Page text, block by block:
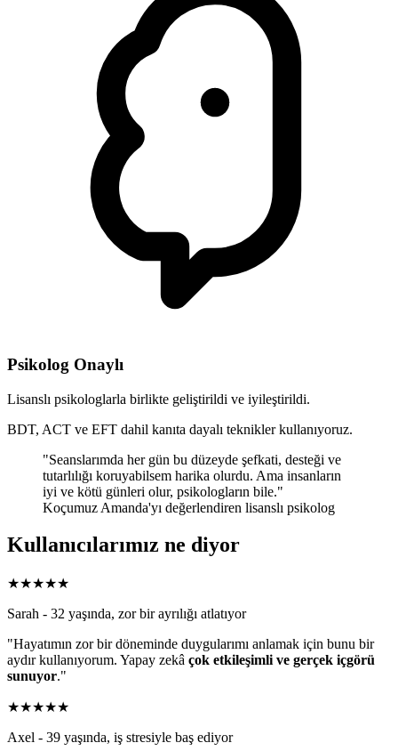
Psikolog Onaylı
Lisanslı psikologlarla birlikte geliştirildi ve iyileştirildi.
BDT, ACT ve EFT dahil kanıta dayalı teknikler kullanıyoruz.
"Seanslarımda her gün bu düzeyde şefkati, desteği ve
tutarlılığı koruyabilsem harika olurdu. Ama insanların
iyi ve kötü günleri olur, psikologların bile."
Koçumuz Amanda'yı değerlendiren lisanslı psikolog
Kullanıcılarımız ne diyor
★★★★★
Sarah - 32 yaşında, zor bir ayrılığı atlatıyor
"Hayatımın zor bir döneminde duygularımı anlamak için bunu bir
aydır kullanıyorum. Yapay zekâ çok etkileşimli ve gerçek içgörü
sunuyor."
★★★★★
Axel - 39 yaşında, iş stresiyle baş ediyor